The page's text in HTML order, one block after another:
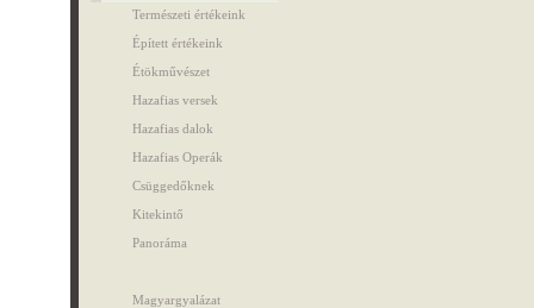
Természeti értékeink
Épített értékeink
Étökművészet
Hazafias versek
Hazafias dalok
Hazafias Operák
Csüggedőknek
Kitekintő
Panoráma
Magyargyalázat